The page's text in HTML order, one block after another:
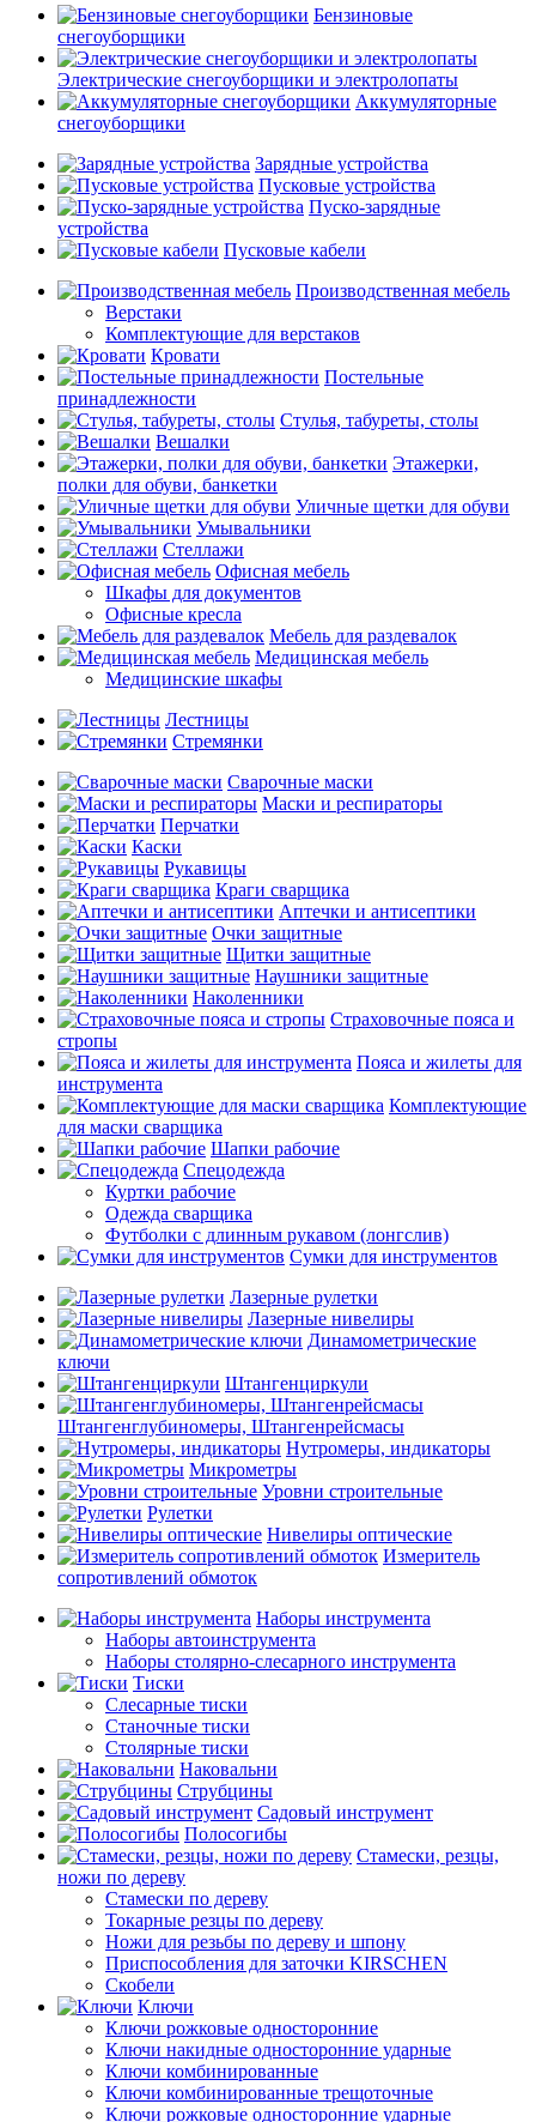
Бензиновые
снегоуборщики
Электрические снегоуборщики и электролопаты
Аккумуляторные
снегоуборщики
Зарядные устройства
Пусковые устройства
Пуско-зарядные
устройства
Пусковые кабели
Производственная мебель
Верстаки
Комплектующие для верстаков
Кровати
Постельные
принадлежности
Стулья, табуреты, столы
Вешалки
Этажерки,
полки для обуви, банкетки
Уличные щетки для обуви
Умывальники
Стеллажи
Офисная мебель
Шкафы для документов
Офисные кресла
Мебель для раздевалок
Медицинская мебель
Медицинские шкафы
Лестницы
Стремянки
Сварочные маски
Маски и респираторы
Перчатки
Каски
Рукавицы
Краги сварщика
Аптечки и антисептики
Очки защитные
Щитки защитные
Наушники защитные
Наколенники
Страховочные пояса и
стропы
Пояса и жилеты для
инструмента
Комплектующие
для маски сварщика
Шапки рабочие
Спецодежда
Куртки рабочие
Одежда сварщика
Футболки с длинным рукавом (лонгслив)
Сумки для инструментов
Лазерные рулетки
Лазерные нивелиры
Динамометрические
ключи
Штангенциркули
Штангенглубиномеры, Штангенрейсмасы
Нутромеры, индикаторы
Микрометры
Уровни строительные
Рулетки
Нивелиры оптические
Измеритель
сопротивлений обмоток
Наборы инструмента
Наборы автоинструмента
Наборы столярно-слесарного инструмента
Тиски
Слесарные тиски
Станочные тиски
Столярные тиски
Наковальни
Струбцины
Садовый инструмент
Полосогибы
Стамески, резцы,
ножи по дереву
Стамески по дереву
Токарные резцы по дереву
Ножи для резьбы по дереву и шпону
Приспособления для заточки KIRSCHEN
Скобели
Ключи
Ключи рожковые односторонние
Ключи накидные односторонние ударные
Ключи комбинированные
Ключи комбинированные трещоточные
Ключи рожковые односторонние ударные